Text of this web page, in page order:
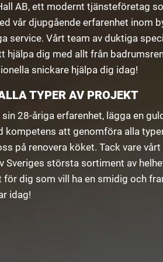
AB, ett modernt tjänsteföretag
vår djupgående erfarenhet inom
service. Vårt team av duktiga
hjälpa dig med allt från
snickare hjälpa dig idag!
TYPER AV PROJEKT
28-åriga erfarenhet, lägga en
kompetens att genomföra alla
på renovera köket. Tack vare
Sveriges största sortiment av
för dig som vill ha en smidig och
idag!